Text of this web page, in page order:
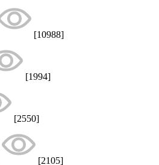
[10988]
[1994]
[2550]
[2105]